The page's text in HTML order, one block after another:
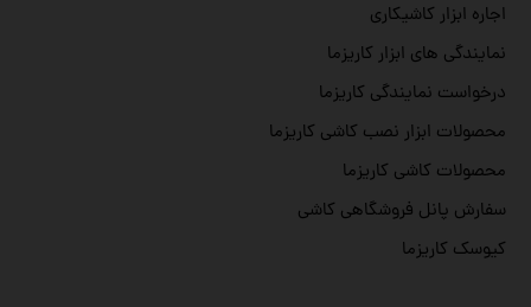
اجاره ابزار کاشیکاری
نمایندگی های ابزار کاریزما
درخواست نمایندگی کاریزما
محصولات ابزار نصب کاشی کاریزما
محصولات کاشی کاریزما
سفارش پانل فروشگاهی کاشی
کیوسک کاریزما